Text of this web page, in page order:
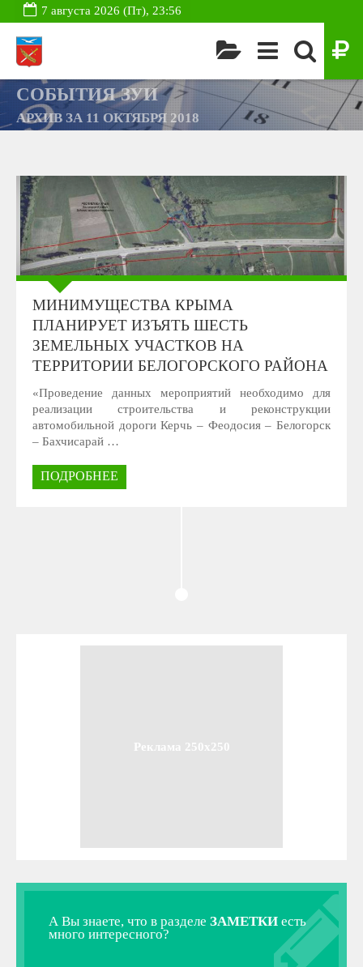
7 августа 2026 (Пт), 23:56
СОБЫТИЯ ЗУИ
АРХИВ ЗА 11 ОКТЯБРЯ 2018
МИНИМУЩЕСТВА КРЫМА
ПЛАНИРУЕТ ИЗЪЯТЬ ШЕСТЬ
ЗЕМЕЛЬНЫХ УЧАСТКОВ НА
ТЕРРИТОРИИ БЕЛОГОРСКОГО РАЙОНА
«Проведение данных мероприятий необходимо для
реализации строительства и реконструкции
автомобильной дороги Керчь – Феодосия – Белогорск
– Бахчисарай …
ПОДРОБНЕЕ
Реклама 250x250
А Вы знаете, что в разделе ЗАМЕТКИ есть
много интересного?